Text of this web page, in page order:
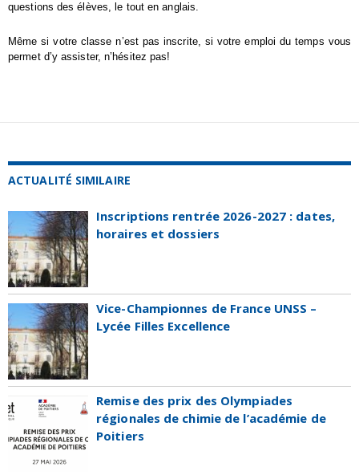
questions des élèves, le tout en anglais.
Même si votre classe n’est pas inscrite, si votre emploi du temps vous
permet d’y assister, n’hésitez pas!
ACTUALITÉ SIMILAIRE
Inscriptions rentrée 2026-2027 : dates,
horaires et dossiers
Vice-Championnes de France UNSS –
Lycée Filles Excellence
Remise des prix des Olympiades
régionales de chimie de l’académie de
Poitiers